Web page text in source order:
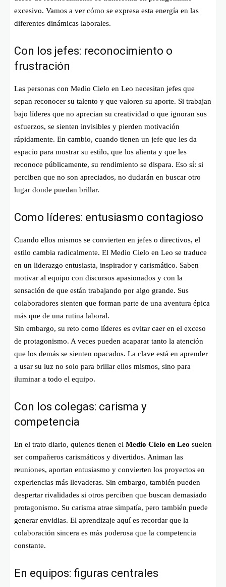
excesivo. Vamos a ver cómo se expresa esta energía en las
diferentes dinámicas laborales.
Con los jefes: reconocimiento o
frustración
Las personas con Medio Cielo en Leo necesitan jefes que
sepan reconocer su talento y que valoren su aporte. Si trabajan
bajo líderes que no aprecian su creatividad o que ignoran sus
esfuerzos, se sienten invisibles y pierden motivación
rápidamente. En cambio, cuando tienen un jefe que les da
espacio para mostrar su estilo, que los alienta y que les
reconoce públicamente, su rendimiento se dispara. Eso sí: si
perciben que no son apreciados, no dudarán en buscar otro
lugar donde puedan brillar.
Como líderes: entusiasmo contagioso
Cuando ellos mismos se convierten en jefes o directivos, el
estilo cambia radicalmente. El Medio Cielo en Leo se traduce
en un liderazgo entusiasta, inspirador y carismático. Saben
motivar al equipo con discursos apasionados y con la
sensación de que están trabajando por algo grande. Sus
colaboradores sienten que forman parte de una aventura épica
más que de una rutina laboral.
Sin embargo, su reto como líderes es evitar caer en el exceso
de protagonismo. A veces pueden acaparar tanto la atención
que los demás se sienten opacados. La clave está en aprender
a usar su luz no solo para brillar ellos mismos, sino para
iluminar a todo el equipo.
Con los colegas: carisma y
competencia
En el trato diario, quienes tienen el Medio Cielo en Leo suelen
ser compañeros carismáticos y divertidos. Animan las
reuniones, aportan entusiasmo y convierten los proyectos en
experiencias más llevaderas. Sin embargo, también pueden
despertar rivalidades si otros perciben que buscan demasiado
protagonismo. Su carisma atrae simpatía, pero también puede
generar envidias. El aprendizaje aquí es recordar que la
colaboración sincera es más poderosa que la competencia
constante.
En equipos: figuras centrales